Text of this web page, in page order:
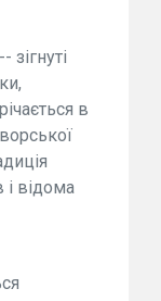
в
і відома